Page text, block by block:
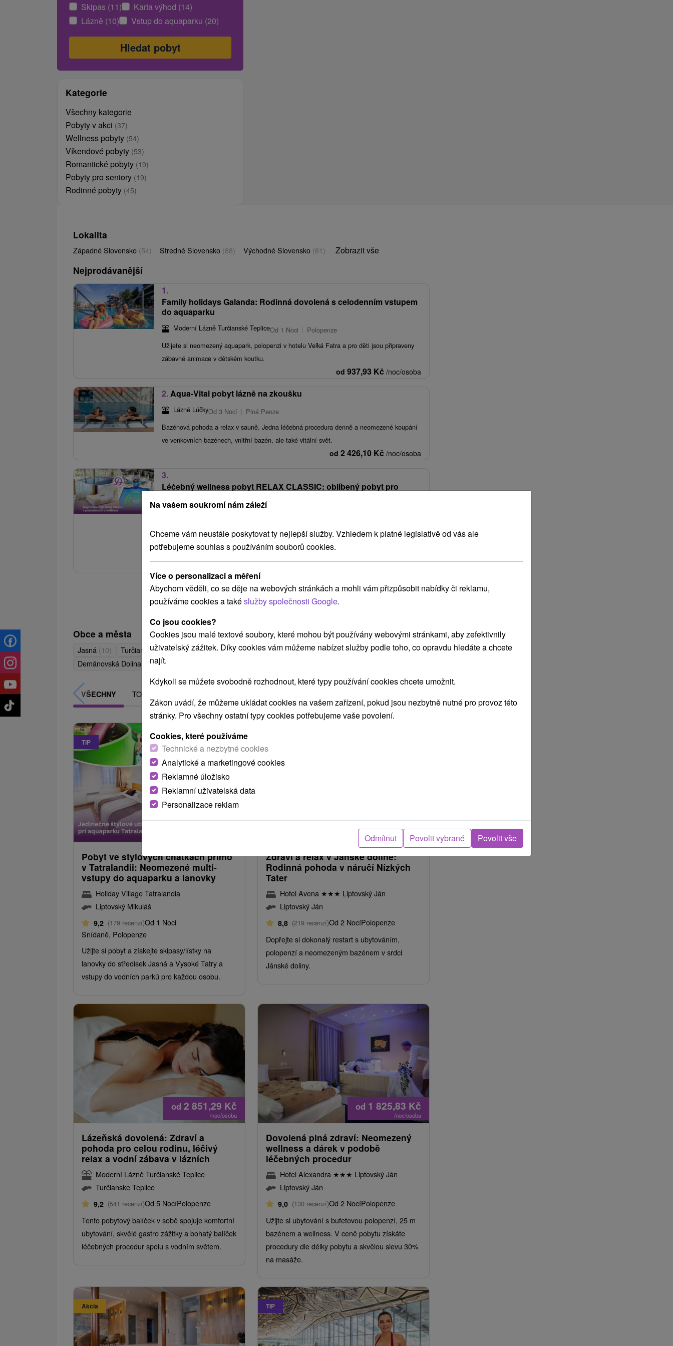
Skipas (11)
Karta výhod (14)
Lázně (10)
Vstup do aquaparku (20)
Kategorie
Všechny kategorie
Pobyty v akci (37)
Wellness pobyty (54)
Víkendové pobyty (53)
Romantické pobyty (19)
Pobyty pro seniory (19)
Rodinné pobyty (45)
Lokalita
Západné Slovensko (54) Stredné Slovensko (88) Východné Slovensko (61) Zobrazit vše
Nejprodávanější
1.
Family holidays Galanda: Rodinná dovolená s celodenním vstupem
do aquaparku
Moderní Lázně Turčianské TepliceOd 1 Noci
Polopenze
Užijete si neomezený aquapark, polopenzi v hotelu Veľká Fatra a pro děti jsou připraveny
zábavné animace v dětském koutku.
od 937,93 Kč /noc/osoba
2.Aqua-Vital pobyt lázně na zkoušku
Lázně LúčkyOd 3 Nocí
Plná Penze
Bazénová pohoda a relax v sauně. Jedna léčebná procedura denně a neomezené koupání
ve venkovních bazénech, vnitřní bazén, ale také vitální svět.
od 2 426,10 Kč /noc/osoba
3.
Léčebný wellness pobyt RELAX CLASSIC: oblíbený pobyt pro
31.08.2026
Tradiční lázeňská péče s ubytováním a polopenzí. Součástí balíčku je neomezený vstup do
termálních bazénů, Natural Spa,...
Zobrazit více
Obce a města
Jasná (10) Turčianske Teplice(5) Liptovský Mikuláš(5) Lúčky(4) Liptovský Ján(4)
Demänovská Dolina
(4) Rajecké Teplice
VŠECHNY TOP - NEJPRODÁVANĚJŠÍ
TIP
1 762,80Kč
Pobyt ve stylových chatkách přímo
v Tatralandii: Neomezené multi-
vstupy do aquaparku a lanovky
Holiday Village Tatralandia
Liptovský Mikuláš
9,2 (179 recenzí)Od 1 Noci
Snídaně, Polopenze
Užijte si pobyt a získejte skipasy/lístky na
lanovky do středisek Jasná a Vysoké Tatry a
vstupy do vodních parků pro každou osobu.
1 425,65Kč
/noc/osoba
Zdraví a relax v Jánské dolině:
Rodinná pohoda v náručí Nízkých
Tater
Hotel Avena ★★★ Liptovský Ján
Liptovský Ján
8,8 (219 recenzí)Od 2 NocíPolopenze
Dopřejte si dokonalý restart s ubytováním,
polopenzí a neomezeným bazénem v srdci
Jánské doliny.
od 2 851,29 Kč
/noc/osoba
Lázeňská dovolená: Zdraví a
pohoda pro celou rodinu, léčivý
relax a vodní zábava v lázních
Moderní Lázně Turčianské Teplice
Turčianske Teplice
9,2 (541 recenzí)Od 5 NocíPolopenze
Tento pobytový balíček v sobě spojuje komfortní
ubytování, skvělé gastro zážitky a bohatý balíček
léčebných procedur spolu s vodním světem.
od 1 825,83 Kč
/noc/osoba
Dovolená plná zdraví: Neomezený
wellness a dárek v podobě
léčebných procedur
Hotel Alexandra ★★★ Liptovský Ján
Liptovský Ján
9,0 (130 recenzí)Od 2 NocíPolopenze
Užijte si ubytování s bufetovou polopenzí, 25 m
bazénem a wellness. V ceně pobytu získáte
procedury dle délky pobytu a skvělou slevu 30%
na masáže.
Akcia TIP
Na vašem soukromí nám záleží
Chceme vám neustále poskytovat ty nejlepší služby. Vzhledem k platné legislativě od vás ale
potřebujeme souhlas s používáním souborů cookies.
Více o personalizaci a měření
Abychom věděli, co se děje na webových stránkách a mohli vám přizpůsobit nabídky či reklamu,
používáme cookies a takéslužby společnosti Google.
Co jsou cookies?
Cookies jsou malé textové soubory, které mohou být používány webovými stránkami, aby zefektivnily
uživatelský zážitek. Díky cookies vám můžeme nabízet služby podle toho, co opravdu hledáte a chcete
najít.
Kdykoli se můžete svobodně rozhodnout, které typy používání cookies chcete umožnit.
Zákon uvádí, že můžeme ukládat cookies na vašem zařízení, pokud jsou nezbytně nutné pro provoz této
stránky. Pro všechny ostatní typy cookies potřebujeme vaše povolení.
Cookies, které používáme
Technické a nezbytné cookies
Analytické a marketingové cookies
Reklamné úložisko
Reklamní uživatelská data
Personalizace reklam
Odmítnut Povolit vybrané Povolit vše